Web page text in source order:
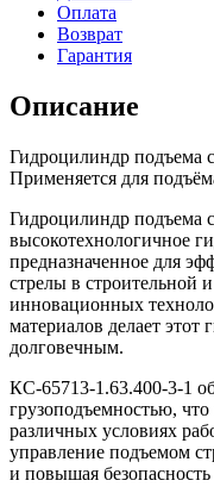
Оплата
Возврат
Гарантия
Описание
Гидроцилиндр подъема
Применяется для
Гидроцилиндр подъема
высокотехнологичное
предназначенное для
стрелы в строительной
инновационных
материалов делает
долговечным.
КС-65713-1.63.400-3-1
грузоподъемностью, что
различных условиях
управление подъемом
и повышая